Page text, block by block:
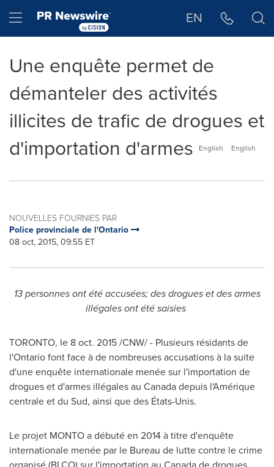
Hamburger menu EN
Une enquête permet de
démanteler des activités
illicites de trafic de drogues et
d'importation d'armes
English English
NOUVELLES FOURNIES PAR
Police provinciale de l'Ontario
08 oct, 2015, 09:55 ET
13 personnes ont été accusées; des drogues et des armes
illégales ont été saisies
TORONTO, le 8 oct. 2015/CNW/ - Plusieurs résidants de
l'Ontariofont face à de nombreuses accusations à la suite
d'une enquête internationale menée sur l'importation de
drogues et d'armes illégales au Canadadepuis l'Amérique
centrale et du Sud, ainsi que des États-Unis.
Le projet MONTO a débuté en 2014 à titre d'enquête
internationale menée par le Bureau de lutte contre le crime